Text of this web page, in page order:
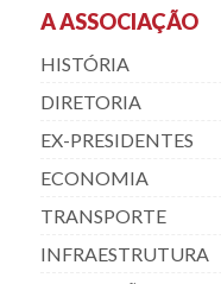
A ASSOCIAÇÃO
HISTÓRIA
DIRETORIA
EX-PRESIDENTES
ECONOMIA
TRANSPORTE
INFRAESTRUTURA